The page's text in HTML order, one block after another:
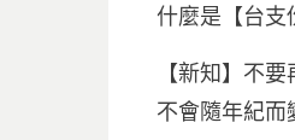
什麼是【台支
【新知】不
不會隨年紀而